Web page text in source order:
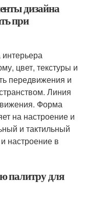
дизайна
при
цвет, текстуры и
передвижения и
Линия
Форма
на настроение и
и тактильный
настроение в
палитру для